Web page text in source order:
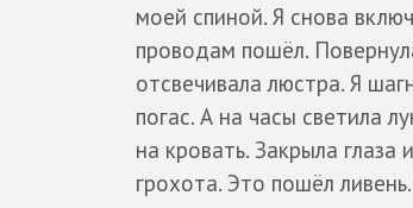
моей спиной. Я снова
проводам пошёл.
отсвечивала люстра. Я
погас. А на часы светила
на кровать. Закрыла
грохота. Это пошёл